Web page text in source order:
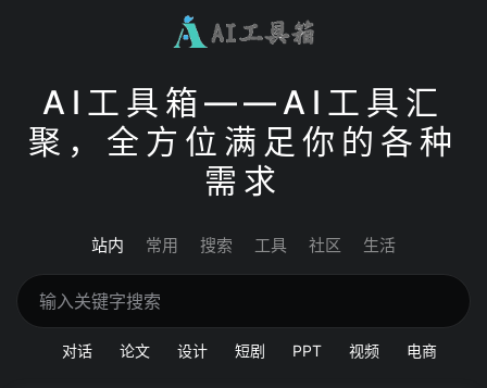
AI工具箱——AI工具汇
聚，全方位满足你的各种
需求
站内 常用 搜索 工具 社区 生活
对话 论文 设计 短剧 PPT 视频 电商